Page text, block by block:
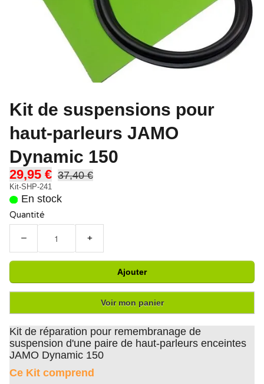
Kit de suspensions pour
haut-parleurs JAMO
Dynamic 150
29,95 € 37,40 €
Kit-SHP-241
En stock
Quantité
− +
Ajouter
Voir mon panier
Kit de réparation pour remembranage de
suspension d'une paire de haut-parleurs enceintes
JAMO Dynamic 150
Ce Kit comprend